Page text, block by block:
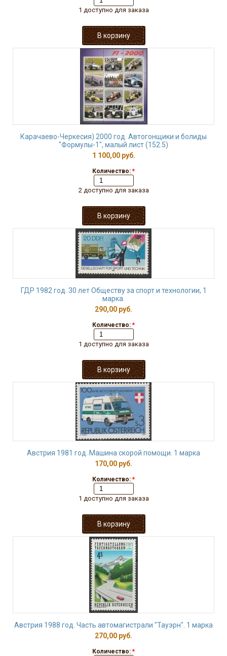
1 доступно для заказа
Карачаево-Черкесия) 2000 год. Автогонщики и болиды
"Формулы-1", малый лист (152.5)
1 100,00 руб.
Количество: *
2 доступно для заказа
ГДР 1982 год. 30 лет Обществу за спорт и технологии, 1
марка.
290,00 руб.
Количество: *
1 доступно для заказа
Австрия 1981 год. Машина скорой помощи. 1 марка
170,00 руб.
Количество: *
1 доступно для заказа
Австрия 1988 год. Часть автомагистрали "Тауэрн". 1 марка
270,00 руб.
Количество: *